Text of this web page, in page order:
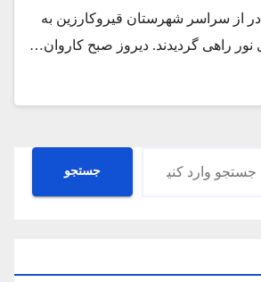
از سراسر شهرستان قیروکارزین به
راهی گردیدند. دیروز صبح کاروان…
جستجو